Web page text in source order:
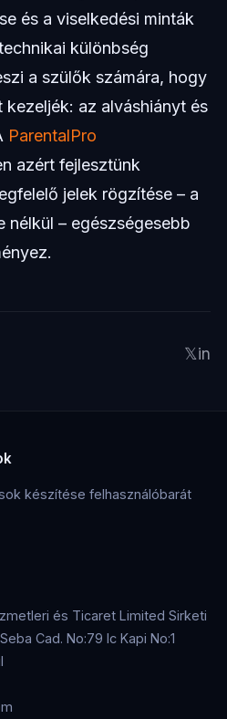
és a viselkedési minták
különbség
a szülők számára, hogy
kezeljék: az alváshiányt és
ParentalPro
azért fejlesztünk
jelek rögzítése – a
nélkül – egészségesebb
𝕏in
készítése felhasználóbarát
és Ticaret Limited Sirketi
Cad. No:79 Ic Kapi No:1